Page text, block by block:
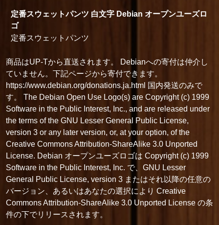
定番スウェットパンツ 白文字 Debian オープンユーズロ
ゴ
定番スウェットパンツ
商品はUP-Tから直送されます。 Debianへの寄付は仲介し
ていません。下記ページから寄付できます。
https://www.debian.org/donations.ja.html 国内発送のみで
す。 The Debian Open Use Logo(s) are Copyright (c) 1999
Software in the Public Interest, Inc., and are released under
the terms of the GNU Lesser General Public License,
version 3 or any later version, or, at your option, of the
Creative Commons Attribution-ShareAlike 3.0 Unported
License. Debian オープンユーズロゴは Copyright (c) 1999
Software in the Public Interest, Inc. で、GNU Lesser
General Public License, version 3 またはそれ以降の任意の
バージョン、あるいはあなたの選択により Creative
Commons Attribution-ShareAlike 3.0 Unported License の条
件の下でリリースされます。